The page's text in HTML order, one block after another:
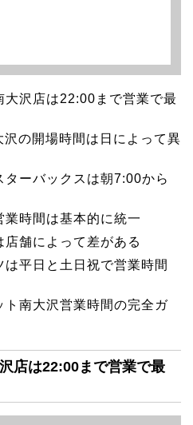
大沢店は22:00まで営業で最
の開場時間は日によって異
ターバックスは朝7:00から
時間は基本的に統一
舗によって差がある
は平日と土日祝で営業時間
ト南大沢営業時間の完全ガ
店は22:00まで営業で最